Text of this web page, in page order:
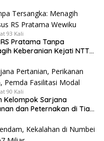
93 Kali
Pratama Tanpa
Keberanian Kejati NTT
90 Kali
Kelompok Sarjana
dan Peternakan di Tiap